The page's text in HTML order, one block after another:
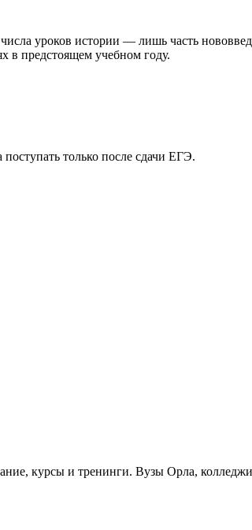
уроков истории — лишь часть
в предстоящем учебном году.
только после сдачи ЕГЭ.
курсы и тренинги. Вузы Орла,